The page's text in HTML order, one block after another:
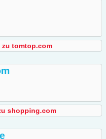
tomtop.com
shopping.com